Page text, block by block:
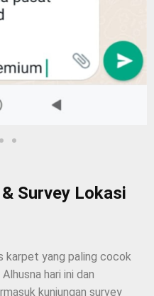
Survey Lokasi
karpet yang paling cocok
hari ini dan
kunjungan survey